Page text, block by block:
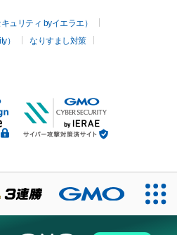
ュリティ byイエラエ）
）
なりすまし対策